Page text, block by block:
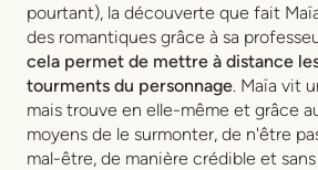
pourtant), la découverte que fait
des romantiques grâce à sa
cela permet de mettre à distance
tourments du personnage. Maïa vit
mais trouve en elle-même et grâce
moyens de le surmonter, de n'être
mal-être, de manière crédible et